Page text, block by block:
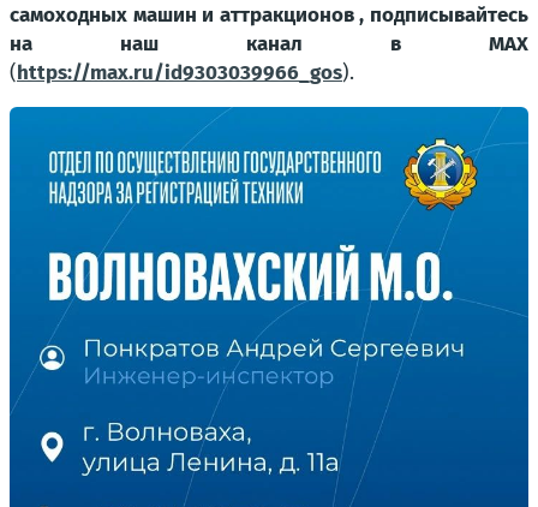
самоходных машин и аттракционов , подписывайтесь
на наш канал в МАХ
(https://max.ru/id9303039966_gos).